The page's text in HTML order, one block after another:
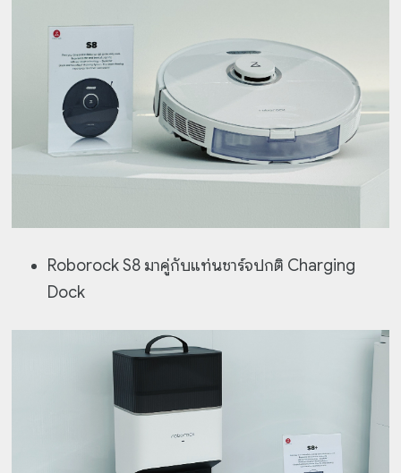
Roborock S8 มาคู่กับแท่นชาร์จปกติ Charging
Dock